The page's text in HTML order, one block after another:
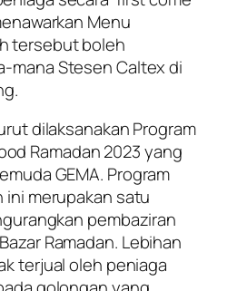
Menu
tersebut boleh
mana Stesen Caltex di
dilaksanakan Program
Ramadan 2023 yang
GEMA. Program
ini merupakan satu
pembaziran
Ramadan. Lebihan
terjual oleh peniaga